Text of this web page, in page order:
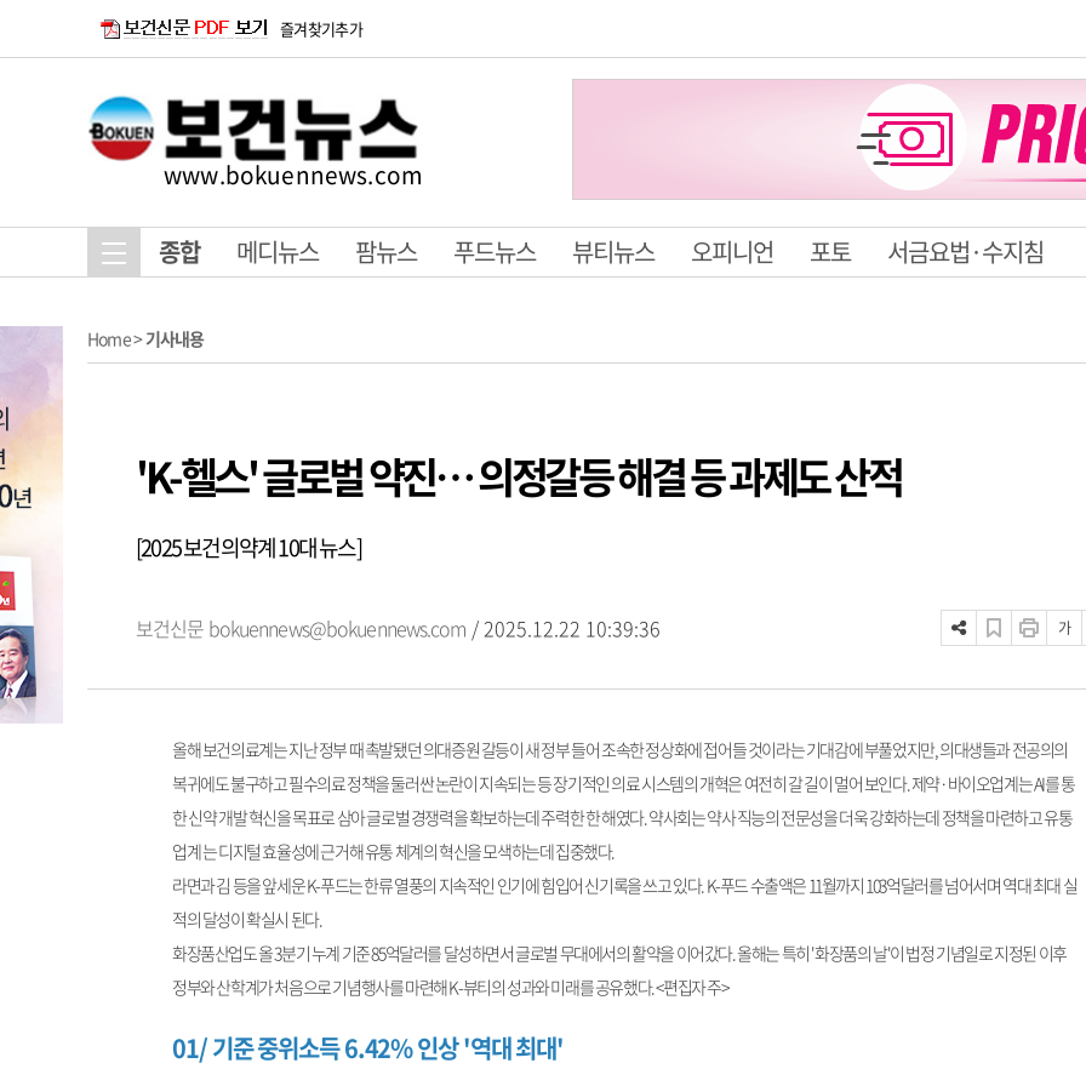
즐겨찾기추가
www.bokuennews.com
종합 메디뉴스 팜뉴스 푸드뉴스 뷰티뉴스 오피니언 포토 서금요법·수지침
Home>기사내용
'K-헬스' 글로벌 약진… 의정갈등 해결 등 과제도 산적
[2025 보건의약계 10대 뉴스]
보건신문 bokuennews@bokuennews.com / 2025.12.22 10:39:36 가
올해 보건의료계는 지난 정부 때 촉발됐던 의대증원 갈등이 새 정부 들어 조속한 정상화에 접어들 것이라는 기대감에 부풀었지만, 의대생들과 전공의의
복귀에도 불구하고 필수의료 정책을 둘러싼 논란이 지속되는 등 장기적인 의료 시스템의 개혁은 여전히 갈 길이 멀어 보인다. 제약·바이오업계는 AI를 통
한 신약 개발 혁신을 목표로 삼아 글로벌 경쟁력을 확보하는데 주력한 한 해였다. 약사회는 약사 직능의 전문성을 더욱 강화하는데 정책을 마련하고 유통
업계 는 디지털 효율성에 근거해 유통 체계의 혁신을 모색하는데 집중했다.
라면과 김 등을 앞세운 K-푸드는 한류 열풍의 지속적인 인기에 힘입어 신기록을 쓰고 있다. K-푸드 수출액은 11월까지 103억달러를 넘어서며 역대 최대 실
적의 달성이 확실시 된다.
화장품산업도 올 3분기 누계 기준 85억달러를 달성하면서 글로벌 무대에서의 활약을 이어갔다. 올해는 특히 '화장품의 날'이 법정 기념일로 지정된 이후
정부와 산학계가 처음으로 기념행사를 마련해 K-뷰티의 성과와 미래를 공유했다. <편집자 주>
01/ 기준 중위소득 6.42% 인상 '역대 최대'